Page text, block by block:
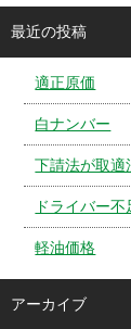
最近の投稿
適正原価
白ナンバー
下請法が取適
ドライバー不
軽油価格
アーカイブ